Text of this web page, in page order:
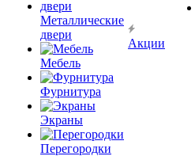
Металлические
двери
Мебель
Фурнитура
Экраны
Перегородки
Акции